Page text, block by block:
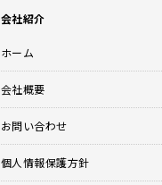
会社紹介
ホーム
会社概要
お問い合わせ
個人情報保護方針